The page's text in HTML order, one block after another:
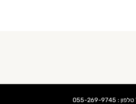
: 055-269-9745